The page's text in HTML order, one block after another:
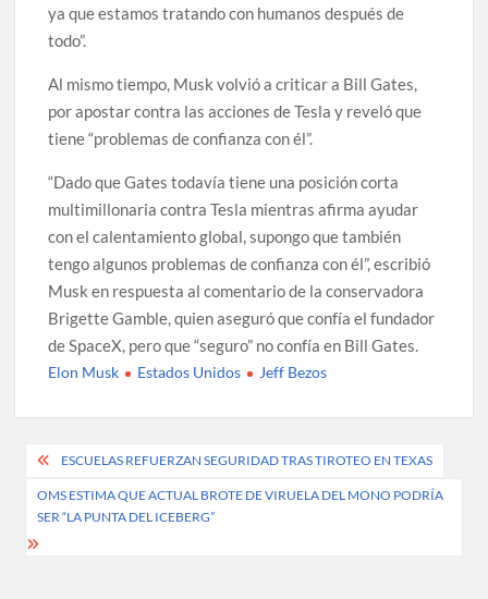
ya que estamos tratando con humanos después de
todo”.
Al mismo tiempo, Musk volvió a criticar a Bill Gates,
por apostar contra las acciones de Tesla y reveló que
tiene “problemas de confianza con él”.
“Dado que Gates todavía tiene una posición corta
multimillonaria contra Tesla mientras afirma ayudar
con el calentamiento global, supongo que también
tengo algunos problemas de confianza con él”, escribió
Musk en respuesta al comentario de la conservadora
Brigette Gamble, quien aseguró que confía el fundador
de SpaceX, pero que “seguro” no confía en Bill Gates.
Elon Musk Estados Unidos Jeff Bezos
Post
navigation
ESCUELAS REFUERZAN SEGURIDAD TRAS TIROTEO EN TEXAS
OMS ESTIMA QUE ACTUAL BROTE DE VIRUELA DEL MONO PODRÍA
SER “LA PUNTA DEL ICEBERG”